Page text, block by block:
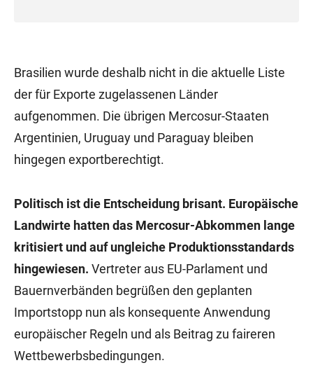
Brasilien wurde deshalb nicht in die aktuelle Liste
der für Exporte zugelassenen Länder
aufgenommen. Die übrigen Mercosur-Staaten
Argentinien, Uruguay und Paraguay bleiben
hingegen exportberechtigt.
Politisch ist die Entscheidung brisant. Europäische
Landwirte hatten das Mercosur-Abkommen lange
kritisiert und auf ungleiche Produktionsstandards
hingewiesen. Vertreter aus EU-Parlament und
Bauernverbänden begrüßen den geplanten
Importstopp nun als konsequente Anwendung
europäischer Regeln und als Beitrag zu faireren
Wettbewerbsbedingungen.